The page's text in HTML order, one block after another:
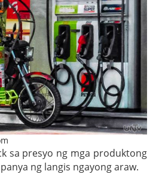
sa presyo ng mga produktong
ng langis ngayong araw.